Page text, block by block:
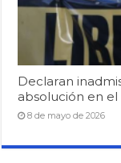
Declaran
absolución en
8 de mayo de 2026